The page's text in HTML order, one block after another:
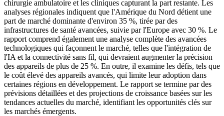
chirurgie ambulatoire et les cliniques capturant la part restante. Les
analyses régionales indiquent que l'Amérique du Nord détient une
part de marché dominante d'environ 35 %, tirée par des
infrastructures de santé avancées, suivie par l'Europe avec 30 %. Le
rapport comprend également une analyse complète des avancées
technologiques qui façonnent le marché, telles que l'intégration de
l'IA et la connectivité sans fil, qui devraient augmenter la précision
des appareils de plus de 25 %. En outre, il examine les défis, tels que
le coût élevé des appareils avancés, qui limite leur adoption dans
certaines régions en développement. Le rapport se termine par des
prévisions détaillées et des projections de croissance basées sur les
tendances actuelles du marché, identifiant les opportunités clés sur
les marchés émergents.